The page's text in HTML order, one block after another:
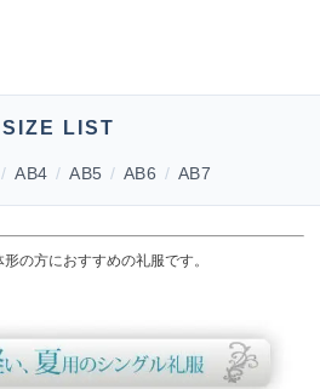
SIZE LIST
/ AB4 / AB5 / AB6 / AB7
の方におすすめの礼服です。